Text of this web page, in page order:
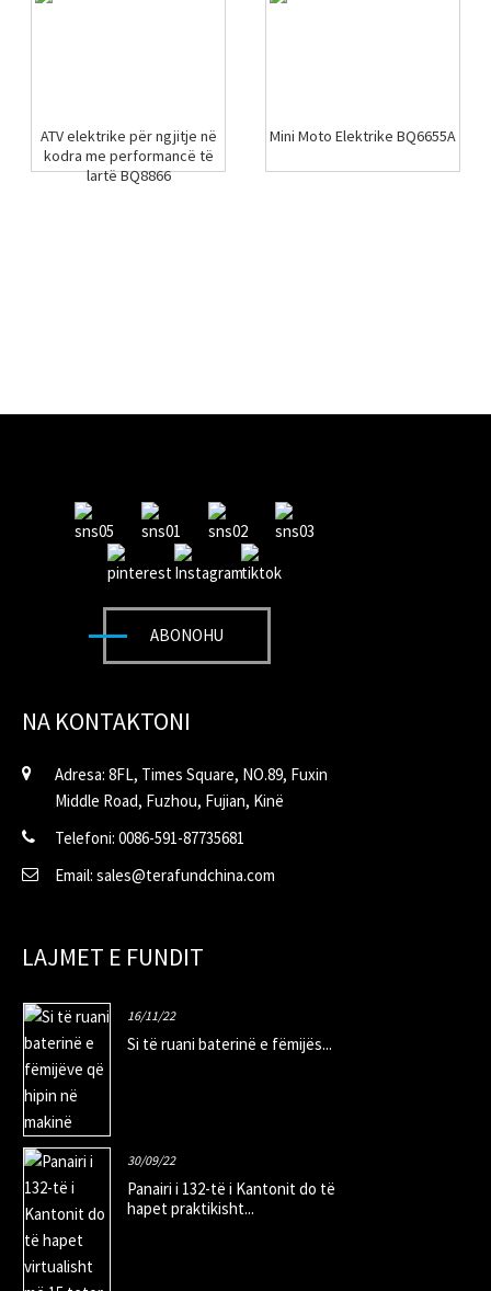
ATV elektrike për ngjitje në
kodra me performancë të
lartë BQ8866
Mini Moto Elektrike BQ6655A
ABONOHU
NA KONTAKTONI
Adresa: 8FL, Times Square, NO.89, Fuxin
Middle Road, Fuzhou, Fujian, Kinë
Telefoni: 0086-591-87735681
Email: sales@terafundchina.com
LAJMET E FUNDIT
16/11/22
Si të ruani baterinë e fëmijës...
30/09/22
Panairi i 132-të i Kantonit do të
hapet praktikisht...